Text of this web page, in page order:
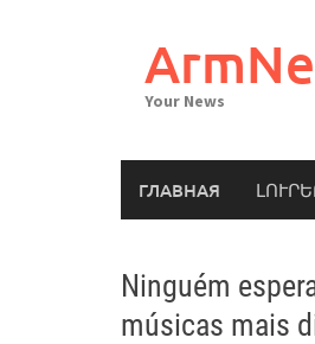
Your News
ГЛАВНАЯ
Ninguém
músicas mais